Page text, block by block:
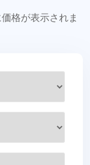
格が表示されま